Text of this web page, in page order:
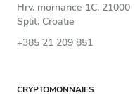
Hrv. mornarice 1C, 21000
Split, Croatie
+385 21 209 851
CRYPTOMONNAIES